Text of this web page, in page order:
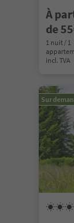
À
de
1 nuit / 1
incl. TVA
Sur